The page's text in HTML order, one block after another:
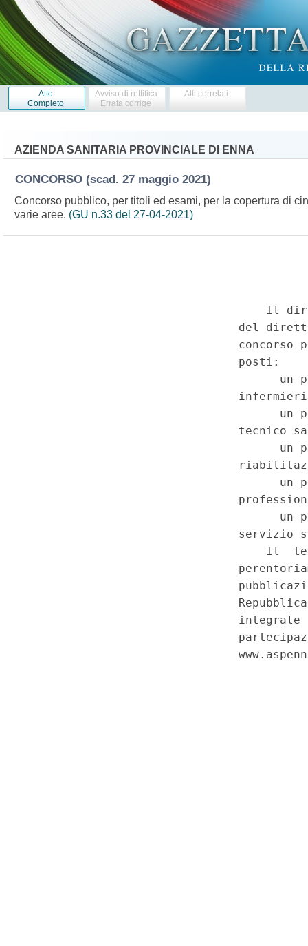
Atto
Completo
Avviso di rettifica
Errata corrige
Atti correlati
AZIENDA SANITARIA PROVINCIALE DI ENNA
CONCORSO (scad. 27 maggio 2021)
Concorso pubblico, per titoli ed esami, per la copertura di
varie aree. (GU n.33 del 27-04-2021)